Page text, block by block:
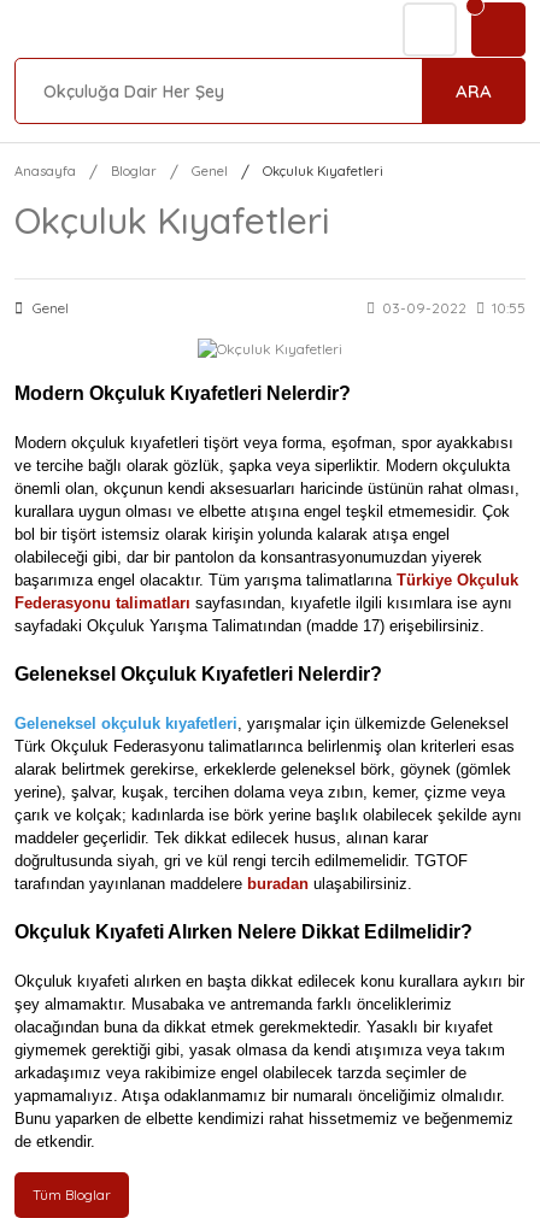
ARA
Anasayfa Bloglar Genel Okçuluk Kıyafetleri
Okçuluk Kıyafetleri
Genel 03-09-2022 10:55
Modern Okçuluk Kıyafetleri Nelerdir?
Modern okçuluk kıyafetleri tişört veya forma, eşofman, spor ayakkabısı
ve tercihe bağlı olarak gözlük, şapka veya siperliktir. Modern okçulukta
önemli olan, okçunun kendi aksesuarları haricinde üstünün rahat olması,
kurallara uygun olması ve elbette atışına engel teşkil etmemesidir. Çok
bol bir tişört istemsiz olarak kirişin yolunda kalarak atışa engel
olabileceği gibi, dar bir pantolon da konsantrasyonumuzdan yiyerek
başarımıza engel olacaktır. Tüm yarışma talimatlarına Türkiye Okçuluk
Federasyonu talimatları sayfasından, kıyafetle ilgili kısımlara ise aynı
sayfadaki Okçuluk Yarışma Talimatından (madde 17) erişebilirsiniz.
Geleneksel Okçuluk Kıyafetleri Nelerdir?
Geleneksel okçuluk kıyafetleri, yarışmalar için ülkemizde Geleneksel
Türk Okçuluk Federasyonu talimatlarınca belirlenmiş olan kriterleri esas
alarak belirtmek gerekirse, erkeklerde geleneksel börk, göynek (gömlek
yerine), şalvar, kuşak, tercihen dolama veya zıbın, kemer, çizme veya
çarık ve kolçak; kadınlarda ise börk yerine başlık olabilecek şekilde aynı
maddeler geçerlidir. Tek dikkat edilecek husus, alınan karar
doğrultusunda siyah, gri ve kül rengi tercih edilmemelidir. TGTOF
tarafından yayınlanan maddelere buradan ulaşabilirsiniz.
Okçuluk Kıyafeti Alırken Nelere Dikkat Edilmelidir?
Okçuluk kıyafeti alırken en başta dikkat edilecek konu kurallara aykırı bir
şey almamaktır. Musabaka ve antremanda farklı önceliklerimiz
olacağından buna da dikkat etmek gerekmektedir. Yasaklı bir kıyafet
giymemek gerektiği gibi, yasak olmasa da kendi atışımıza veya takım
arkadaşımız veya rakibimize engel olabilecek tarzda seçimler de
yapmamalıyız. Atışa odaklanmamız bir numaralı önceliğimiz olmalıdır.
Bunu yaparken de elbette kendimizi rahat hissetmemiz ve beğenmemiz
de etkendir.
Tüm Bloglar